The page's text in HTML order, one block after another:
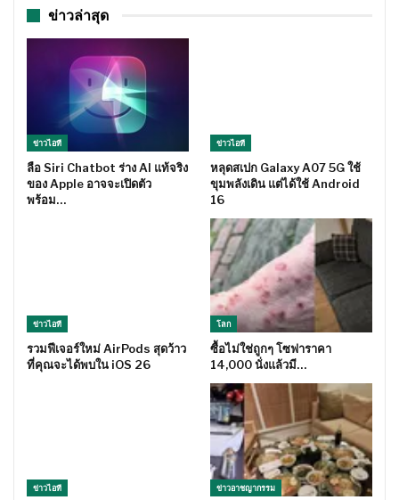
ข่าวล่าสุด
ข่าวไอที
ลือ Siri Chatbot ร่าง AI แท้จริง
ของ Apple อาจจะเปิดตัว
พร้อม…
ข่าวไอที
หลุดสเปก Galaxy A07 5G ใช้
ขุมพลังเดิน แต่ได้ใช้ Android
16
ข่าวไอที
รวมฟีเจอร์ใหม่ AirPods สุดว้าว
ที่คุณจะได้พบใน iOS 26
โลก
ซื้อไม่ใช่ถูกๆ โซฟาราคา
14,000 นั่งแล้วมี…
ข่าวไอที ข่าวอาชญากรรม